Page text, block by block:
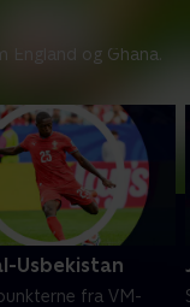
England og Ghana.
Usbekistan
fra VM-